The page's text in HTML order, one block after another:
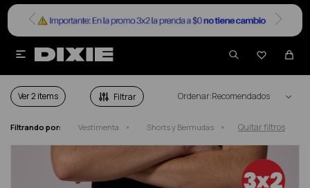


SHORTS Y BERMUDAS DAMA
Ver Recomendados
Filtrando por: Vestimenta Shorts y Bermudas Quitar filtros